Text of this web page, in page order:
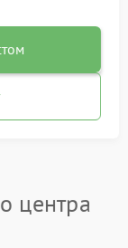
центра